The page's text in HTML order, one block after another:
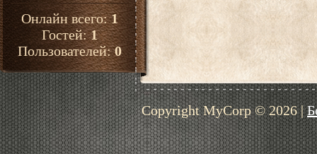
Онлайн всего:1
Гостей:1
Пользователей:0
Copyright MyCorp © 2026|